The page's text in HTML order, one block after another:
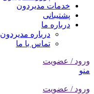
خدمات مدیردون
پشتیبانی
درباره ما
درباره مدیردون
تماس با ما
ورود / عضویت
منو
ورود / عضویت